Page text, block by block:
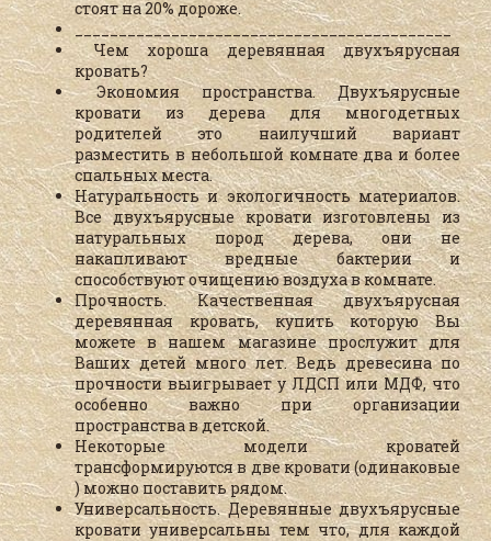
стоят на 20% дороже.
___________________________________________
Чем хороша деревянная двухъярусная
кровать?
Экономия пространства. Двухъярусные
кровати из дерева для многодетных
родителей это наилучший вариант
разместить в небольшой комнате два и более
спальных места.
Натуральность и экологичность материалов.
Все двухъярусные кровати изготовлены из
натуральных пород дерева, они не
накапливают вредные бактерии и
способствуют очищению воздуха в комнате.
Прочность. Качественная двухъярусная
деревянная кровать, купить которую Вы
можете в нашем магазине прослужит для
Ваших детей много лет. Ведь древесина по
прочности выигрывает у ЛДСП или МДФ, что
особенно важно при организации
пространства в детской.
Некоторые модели кроватей
трансформируются в две кровати (одинаковые
) можно поставить рядом.
Универсальность. Деревянные двухъярусные
кровати универсальны тем что, для каждой